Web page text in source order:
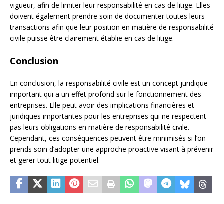
vigueur, afin de limiter leur responsabilité en cas de litige. Elles
doivent également prendre soin de documenter toutes leurs
transactions afin que leur position en matière de responsabilité
civile puisse être clairement établie en cas de litige.
Conclusion
En conclusion, la responsabilité civile est un concept juridique
important qui a un effet profond sur le fonctionnement des
entreprises. Elle peut avoir des implications financières et
juridiques importantes pour les entreprises qui ne respectent
pas leurs obligations en matière de responsabilité civile.
Cependant, ces conséquences peuvent être minimisés si l’on
prends soin d’adopter une approche proactive visant à prévenir
et gerer tout litige potentiel.